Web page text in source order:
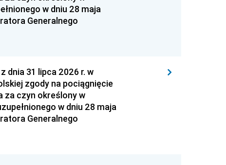
w dniu 28 maja
Generalnego
dnia 31 lipca 2026 r. w
zgody na pociągnięcie
za czyn określony w
w dniu 28 maja
Generalnego